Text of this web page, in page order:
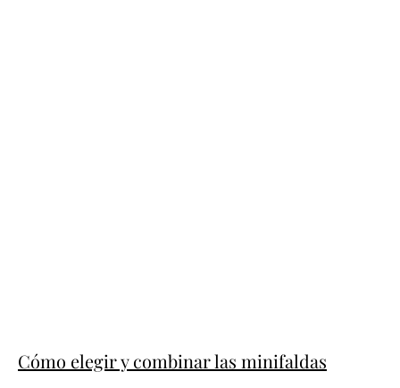
Cómo elegir y combinar las minifaldas